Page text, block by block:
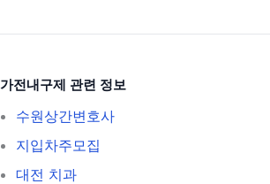
가전내구제 관련 정보
수원상간변호사
지입차주모집
대전 치과